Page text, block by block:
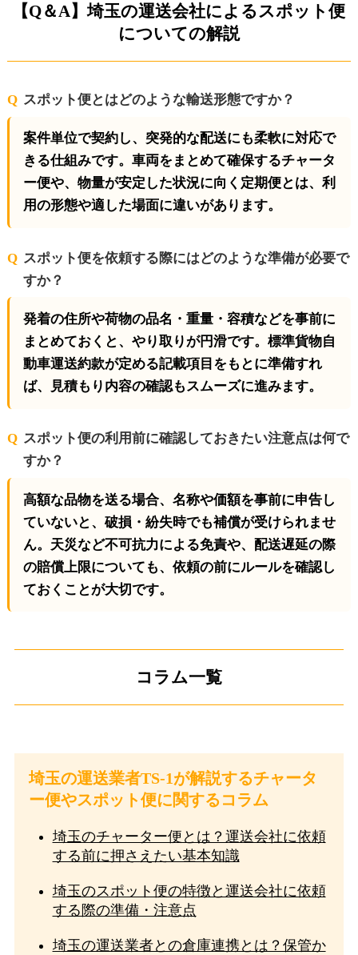
【Q＆A】埼玉の運送会社によるスポット便
についての解説
スポット便とはどのような輸送形態ですか？
案件単位で契約し、突発的な配送にも柔軟に対応で
きる仕組みです。車両をまとめて確保するチャータ
ー便や、物量が安定した状況に向く定期便とは、利
用の形態や適した場面に違いがあります。
スポット便を依頼する際にはどのような準備が必要で
すか？
発着の住所や荷物の品名・重量・容積などを事前に
まとめておくと、やり取りが円滑です。標準貨物自
動車運送約款が定める記載項目をもとに準備すれ
ば、見積もり内容の確認もスムーズに進みます。
スポット便の利用前に確認しておきたい注意点は何で
すか？
高額な品物を送る場合、名称や価額を事前に申告し
ていないと、破損・紛失時でも補償が受けられませ
ん。天災など不可抗力による免責や、配送遅延の際
の賠償上限についても、依頼の前にルールを確認し
ておくことが大切です。
コラム一覧
埼玉の運送業者TS-1が解説するチャータ
ー便やスポット便に関するコラム
埼玉のチャーター便とは？運送会社に依頼
する前に押さえたい基本知識
埼玉のスポット便の特徴と運送会社に依頼
する際の準備・注意点
埼玉の運送業者との倉庫連携とは？保管か